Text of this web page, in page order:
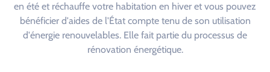
en été et réchauffe votre habitation en hiver et vous pouvez
bénéficier d'aides de l'État compte tenu de son utilisation
d'énergie renouvelables. Elle fait partie du processus de
rénovation énergétique.